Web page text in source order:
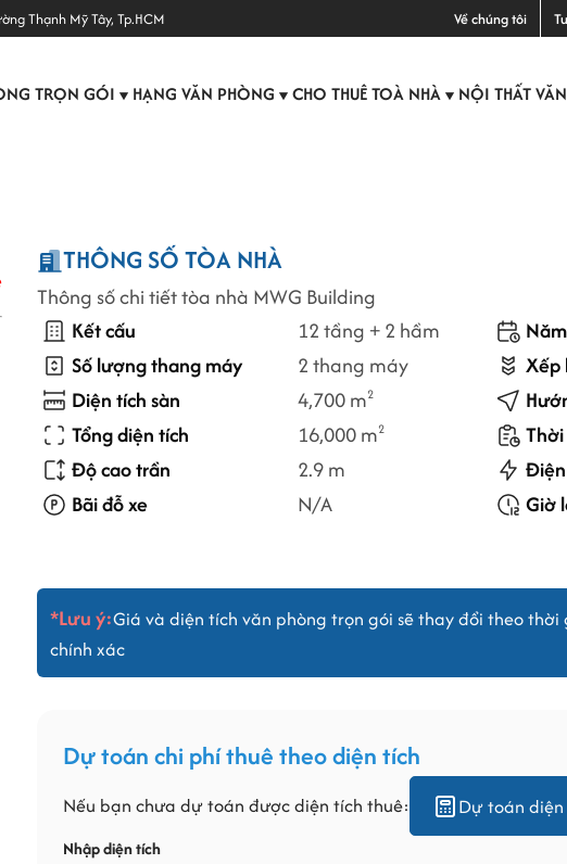
Thạnh Mỹ Tây, Tp.HCM Về chúng tôi
TRỌN GÓI ▼ HẠNG VĂN PHÒNG ▼ CHO THUÊ TOÀ NHÀ ▼ NỘI THẤT
THÔNG SỐ TÒA NHÀ
Thông số chi tiết tòa nhà MWG Building
Kết cấu
12 tầng + 2 hầm
Số lượng thang máy
2 thang máy Xếp
Diện tích sàn
4,700 m2
Tổng diện tích
16,000 m2
Độ cao trần
2.9 m
Bãi đỗ xe
N/A Giờ
*Lưu ý:Giá và diện tích văn phòng trọn gói sẽ thay đổi theo thời
chính xác
Dự toán chi phí thuê theo diện tích
Nếu bạn chưa dự toán được diện tích thuê: Dự toán
Nhập diện tích